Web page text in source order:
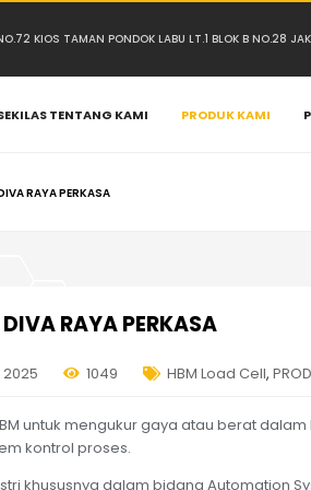
KIOS TAMAN PONDOK LABU LT.1 BLOK B NO.28
TENTANG KAMI PRODUK KAMI
RAYA PERKASA
RAYA PERKASA
1049 HBM Load Cell,
untuk mengukur gaya atau berat
kontrol proses.
khususnya dalam bidang Automation